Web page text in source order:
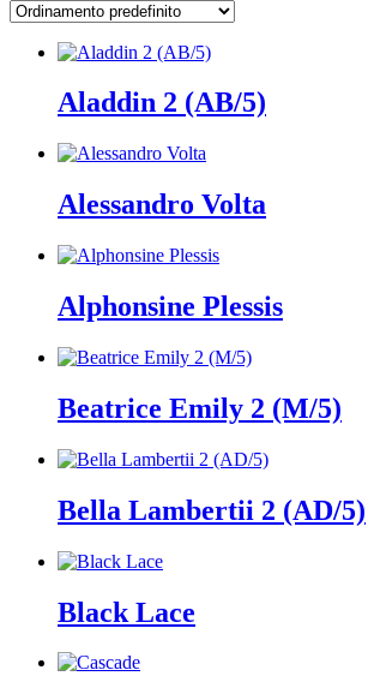
Aladdin 2 (AB/5)
Alessandro Volta
Alphonsine Plessis
Beatrice Emily 2 (M/5)
Bella Lambertii 2 (AD/5)
Black Lace